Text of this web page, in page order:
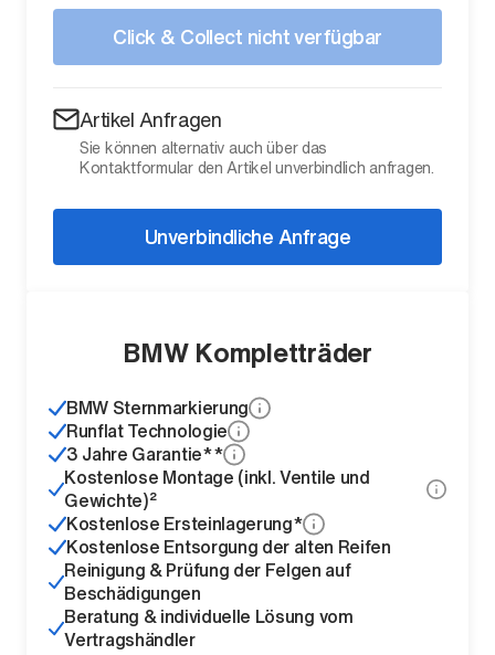
Click & Collect nicht verfügbar
Artikel Anfragen
Sie können alternativ auch über das
Kontaktformular den Artikel unverbindlich anfragen.
Unverbindliche Anfrage
BMW Kompletträder
BMW Sternmarkierung
Runflat Technologie
3 Jahre Garantie**
Kostenlose Montage (inkl. Ventile und
Gewichte)²
Kostenlose Ersteinlagerung*
Kostenlose Entsorgung der alten Reifen
Reinigung & Prüfung der Felgen auf
Beschädigungen
Beratung & individuelle Lösung vom
Vertragshändler